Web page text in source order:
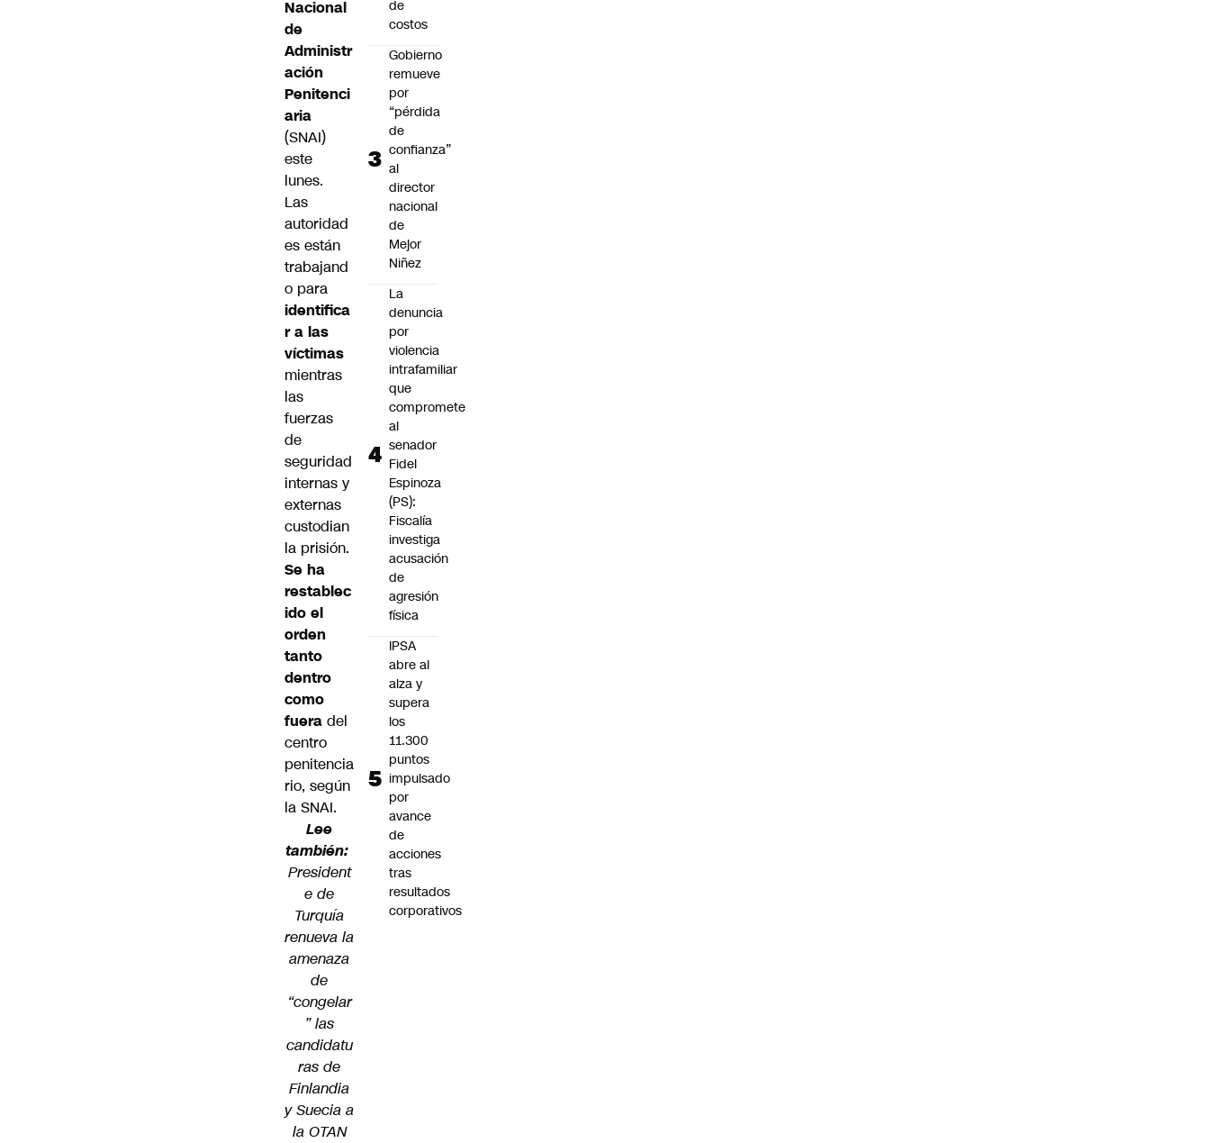
Nacional
de
Administr
ación
Penitenci
aria
(SNAI)
este
lunes.
Las
autoridad
es están
trabajand
o para
identifica
r a las
víctimas
mientras
las
fuerzas
de
seguridad
internas y
externas
custodian
la prisión.
Se ha
restablec
ido el
orden
tanto
dentro
como
fuera del
centro
penitencia
rio, según
la SNAI.
Lee
también:
President
e de
Turquía
renueva la
amenaza
de
“congelar
” las
candidatu
ras de
Finlandia
y Suecia a
la OTAN
de
costos
Gobierno
remueve
por
“pérdida
de
confianza”
al
director
nacional
de
Mejor
Niñez
La
denuncia
por
violencia
intrafamiliar
que
compromete
al
senador
Fidel
Espinoza
(PS):
Fiscalía
investiga
acusación
de
agresión
física
IPSA
abre al
alza y
supera
los
11.300
puntos
impulsado
por
avance
de
acciones
tras
resultados
corporativos